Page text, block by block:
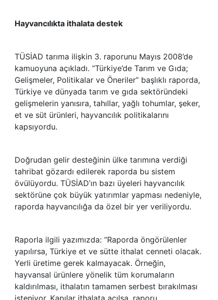
Hayvancılıkta ithalata destek
TÜSİAD tarıma ilişkin 3. raporunu Mayıs 2008’de
kamuoyuna açıkladı. “Türkiye’de Tarım ve Gıda;
Gelişmeler, Politikalar ve Öneriler” başlıklı raporda,
Türkiye ve dünyada tarım ve gıda sektöründeki
gelişmelerin yanısıra, tahıllar, yağlı tohumlar, şeker,
et ve süt ürünleri, hayvancılık politikalarını
kapsıyordu.
Doğrudan gelir desteğinin ülke tarımına verdiği
tahribat gözardı edilerek raporda bu sistem
övülüyordu. TÜSİAD’ın bazı üyeleri hayvancılık
sektörüne çok büyük yatırımlar yapması nedeniyle,
raporda hayvancılığa da özel bir yer veriliyordu.
Raporla ilgili yazımızda: “Raporda öngörülenler
yapılırsa, Türkiye et ve sütte ithalat cenneti olacak.
Yerli üretime gerek kalmayacak. Örneğin,
hayvansal ürünlere yönelik tüm korumaların
kaldırılması, ithalatın tamamen serbest bırakılması
isteniyor. Kapılar ithalata açılsa, raporu